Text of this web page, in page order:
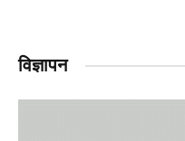
विज्ञापन